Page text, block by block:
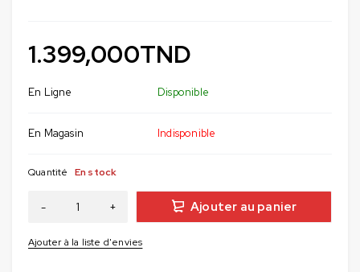
1.399,000TND
En Ligne Disponible
En Magasin Indisponible
Quantité En stock
Ajouter au panier